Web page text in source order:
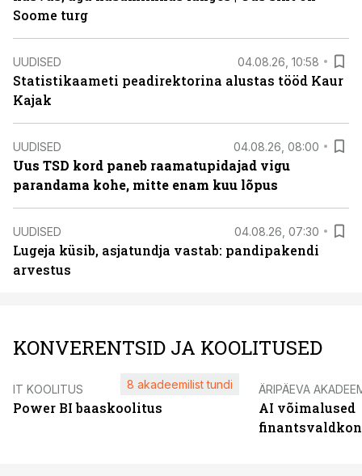
Soome turg
UUDISED 04.08.26, 10:58
Statistikaameti peadirektorina alustas tööd Kaur
Kajak
UUDISED 04.08.26, 08:00
Uus TSD kord paneb raamatupidajad vigu
parandama kohe, mitte enam kuu lõpus
UUDISED 04.08.26, 07:30
Lugeja küsib, asjatundja vastab: pandipakendi
arvestus
KONVERENTSID JA KOOLITUSED
IT KOOLITUS
Power BI baaskoolitus
8 akadeemilist tundi ÄRIPÄEVA
AI võimalused